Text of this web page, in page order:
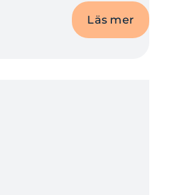
Läs mer